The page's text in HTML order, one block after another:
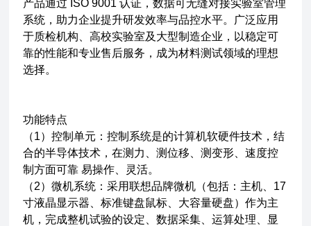
产品通过 ISO 9001 认证，数据可无缝对接实验室管理
系统，助力企业提升研发效率与品控水平。广泛应用
于质检机构、高校实验室及大型制造企业，以稳定可
靠的性能和专业售后服务，成为材料测试领域的理想
选择。
功能特点
（1）控制单元：控制系统是的计算机软硬件技术，结
合的半导体技术，在测力、测位移、测变形、速度控
制方面可靠 易操作、灵活。
（2）微机系统：采用联想品牌微机（包括：主机、17
寸液晶显示器、标准键盘鼠标、大容量硬盘）作为主
机，完成整机试验的设定、数据采集、运算处理、显